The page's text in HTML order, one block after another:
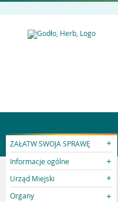
ZAŁATW SWOJA SPRAWĘ
Informacje ogólne
Urząd Miejski
Organy